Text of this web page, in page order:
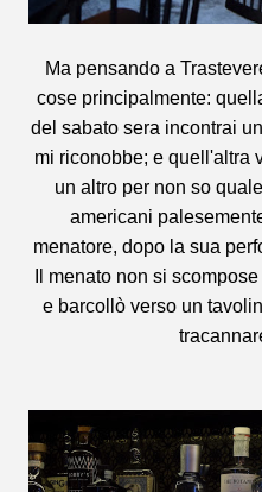
Ma pensando a
cose principalmente:
del sabato sera incontrai
mi riconobbe; e quell'altra
un altro per non so
americani
menatore, dopo la sua
Il menato non si
e barcollò verso un